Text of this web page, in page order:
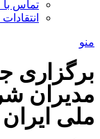
تماس با
منو
برگزاری
مدیران
ملی ایران